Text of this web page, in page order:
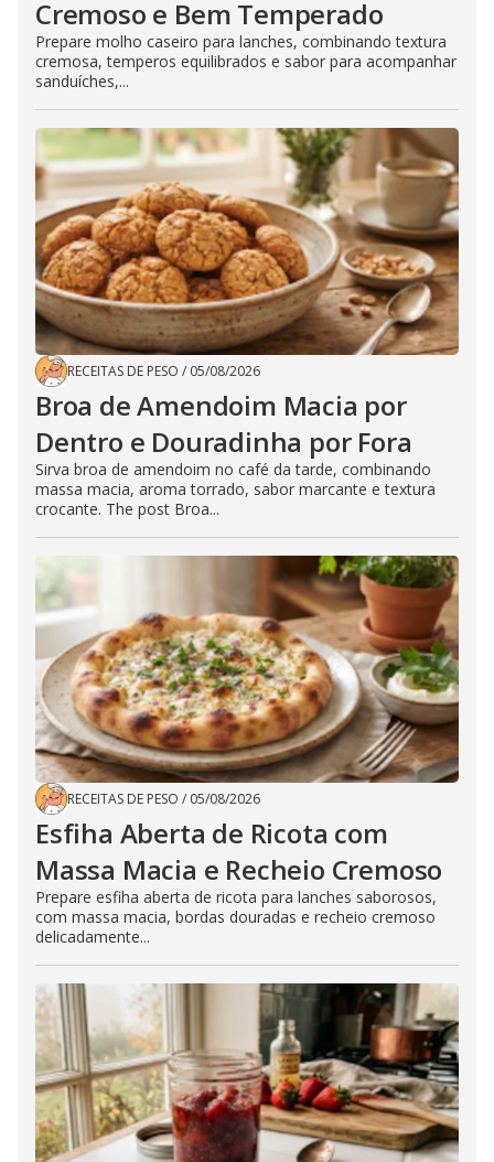
Cremoso e Bem Temperado
Prepare molho caseiro para lanches, combinando textura
cremosa, temperos equilibrados e sabor para acompanhar
sanduíches,...
RECEITAS DE PESO / 05/08/2026
Broa de Amendoim Macia por
Dentro e Douradinha por Fora
Sirva broa de amendoim no café da tarde, combinando
massa macia, aroma torrado, sabor marcante e textura
crocante. The post Broa...
RECEITAS DE PESO / 05/08/2026
Esfiha Aberta de Ricota com
Massa Macia e Recheio Cremoso
Prepare esfiha aberta de ricota para lanches saborosos,
com massa macia, bordas douradas e recheio cremoso
delicadamente...